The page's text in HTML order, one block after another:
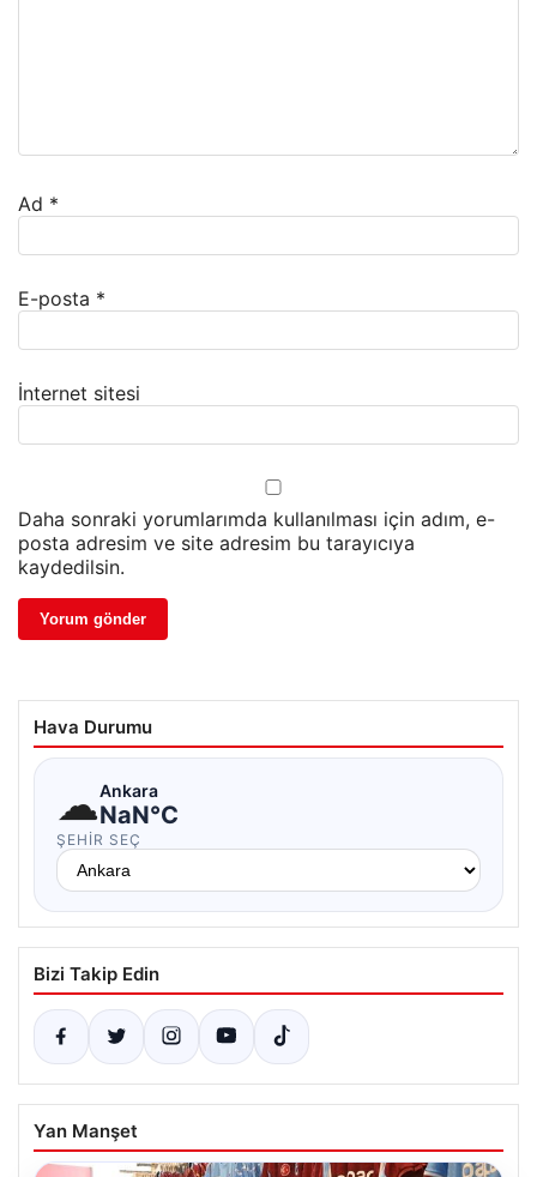
Ad *
E-posta *
İnternet sitesi
Daha sonraki yorumlarımda kullanılması için adım, e-
posta adresim ve site adresim bu tarayıcıya
kaydedilsin.
Hava Durumu
☁Ankara
NaN°C
ŞEHIR SEÇ
Bizi Takip Edin
Yan Manşet